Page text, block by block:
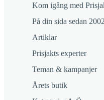
Kom igång med
På din sida sedan 2002
Artiklar
Prisjakts experter
Teman & kampanjer
Årets butik